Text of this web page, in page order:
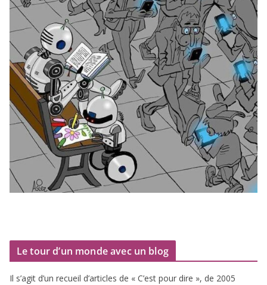
Le tour d’un monde avec un blog
Il s’agit d’un recueil d’ar­ticles de « C’est pour dire », de 2005